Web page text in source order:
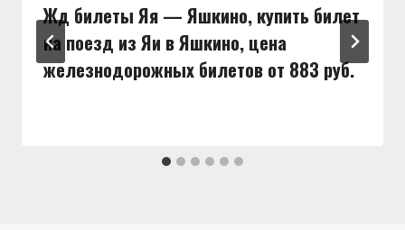
Жд билеты Яя — Яшкино, купить билет
на поезд из Яи в Яшкино, цена
железнодорожных билетов от 883 руб.